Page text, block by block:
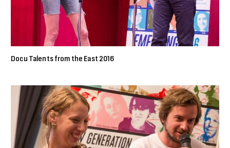
Docu Talents from the East 2016